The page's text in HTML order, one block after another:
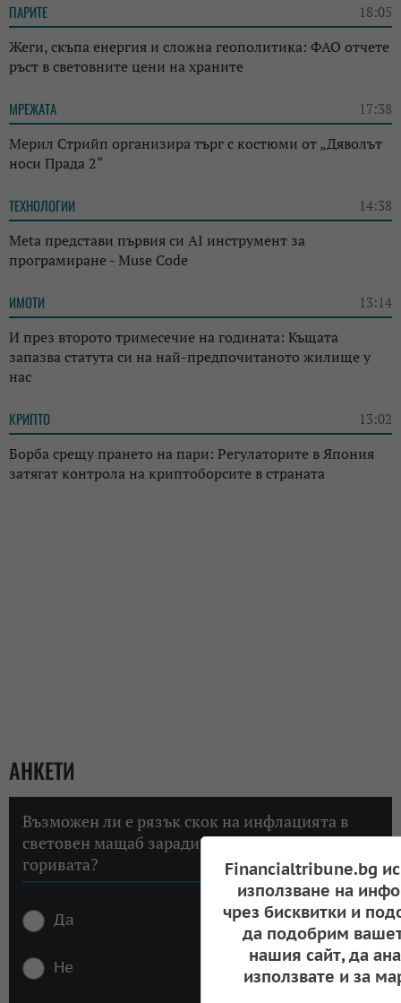
ПАРИТЕ 18:05
Жеги, скъпа енергия и сложна геополитика: ФАО отчете
ръст в световните цени на храните
МРЕЖАТА 17:38
Мерил Стрийп организира търг с костюми от „Дяволът
носи Прада 2“
ТЕХНОЛОГИИ 14:38
Meta представи първия си AI инструмент за
програмиране - Muse Code
ИМОТИ 13:14
И през второто тримесечие на годината: Къщата
запазва статута си на най-предпочитаното жилище у
нас
КРИПТО 13:02
Борба срещу прането на пари: Регулаторите в Япония
затягат контрола на криптоборсите в страната
АНКЕТИ
Възможен ли е рязък скок на инфлацията в
световен мащаб заради високите цени на
горивата?
Да
Не
Financialtribune.bg
използване на
чрез бисквитки и
да подобрим
нашия сайт, да
използвате и за